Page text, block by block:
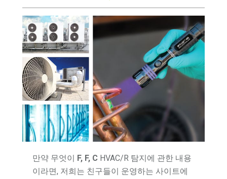
만약 무엇이 F, F, C HVAC/R 탐지에 관한 내용
이라면, 저희는 친구들이 운영하는 사이트에